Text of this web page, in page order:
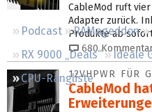
Podcast RAMageddon
RX 9000 „Deals“
Ideale
CPU-Rangliste
CableMod ruft
Adapter zurück.
Produkte ab
680
12VHPWR FÜR
CableMod